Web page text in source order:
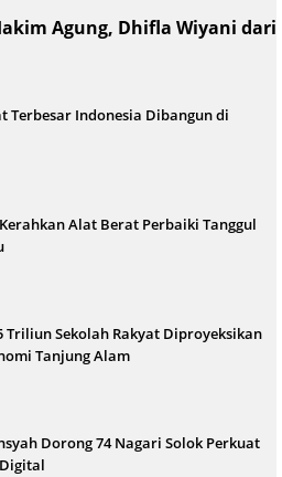
Agung, Dhifla Wiyani dari
Terbesar Indonesia Dibangun di
Kerahkan Alat Berat Perbaiki Tanggul
Triliun Sekolah Rakyat Diproyeksikan
Tanjung Alam
Dorong 74 Nagari Solok Perkuat